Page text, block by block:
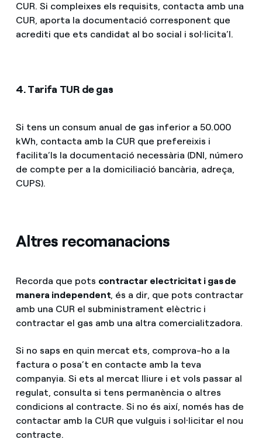
CUR. Si compleixes els requisits, contacta amb una
CUR, aporta la documentació corresponent que
acrediti que ets candidat al bo social i sol·licita’l.
4. Tarifa TUR de gas
Si tens un consum anual de gas inferior a 50.000
kWh, contacta amb la CUR que prefereixis i
facilita’ls la documentació necessària (DNI, número
de compte per a la domiciliació bancària, adreça,
CUPS).
Altres recomanacions
Recorda que pots contractar electricitat i gas de
manera independent , és a dir, que pots contractar
amb una CUR el subministrament elèctric i
contractar el gas amb una altra comercialitzadora.
Si no saps en quin mercat ets, comprova-ho a la
factura o posa’t en contacte amb la teva
companyia. Si ets al mercat lliure i et vols passar al
regulat, consulta si tens permanència o altres
condicions al contracte. Si no és així, només has de
contactar amb la CUR que vulguis i sol·licitar el nou
contracte.